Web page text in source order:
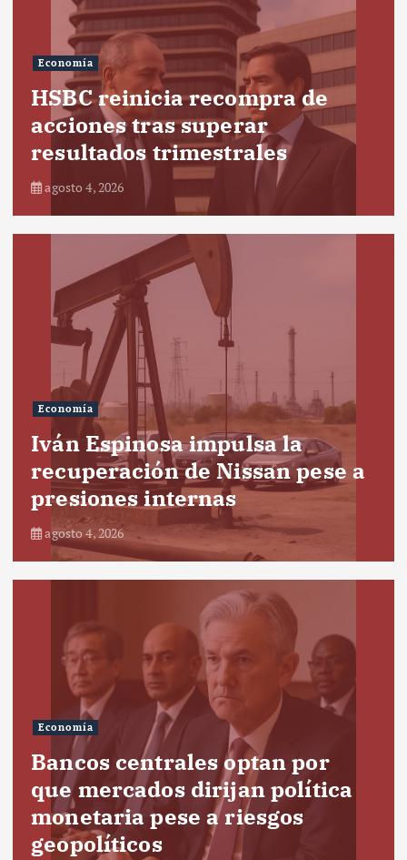
Economía
HSBC reinicia recompra de
acciones tras superar
resultados trimestrales
agosto 4, 2026
Economía
Iván Espinosa impulsa la
recuperación de Nissan pese a
presiones internas
agosto 4, 2026
Economía
Bancos centrales optan por
que mercados dirijan política
monetaria pese a riesgos
geopolíticos